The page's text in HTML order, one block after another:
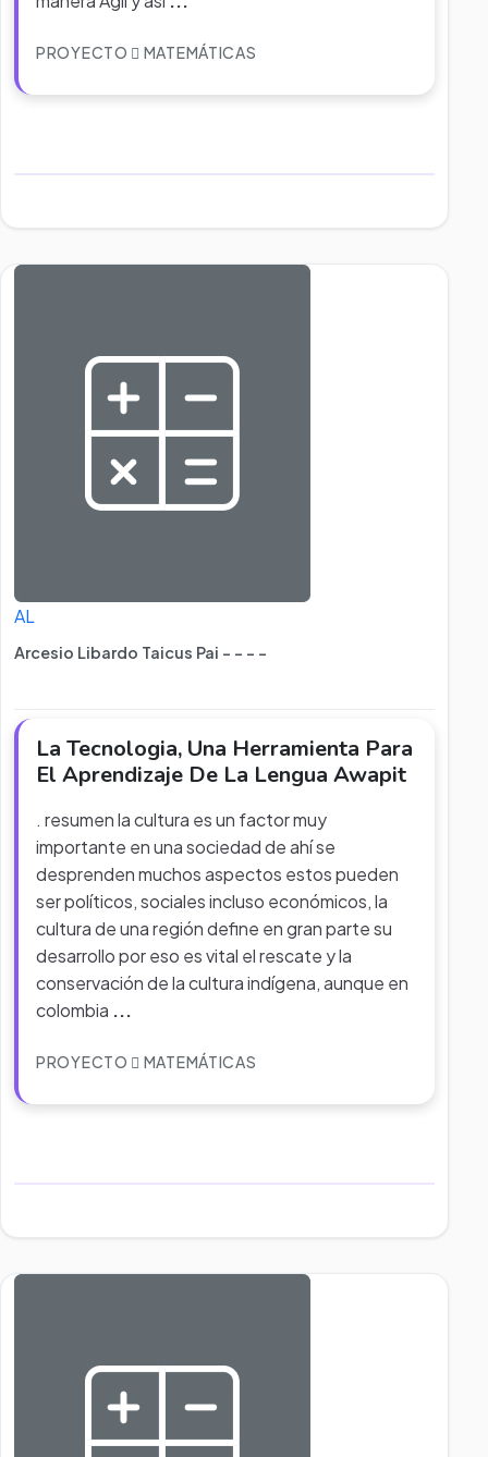
PROYECTO MATEMÁTICAS
AL
Arcesio Libardo Taicus Pai - - - -
La Tecnologia, Una Herramienta Para
El Aprendizaje De La Lengua Awapit
. resumen la cultura es un factor muy
importante en una sociedad de ahí se
desprenden muchos aspectos estos pueden
ser políticos, sociales incluso económicos, la
cultura de una región define en gran parte su
desarrollo por eso es vital el rescate y la
conservación de la cultura indígena, aunque en
colombia ...
PROYECTO MATEMÁTICAS